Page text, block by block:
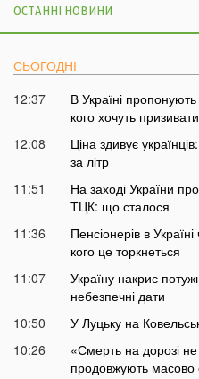
ОСТАННІ НОВИНИ
СЬОГОДНІ
12:37
В Україні пропонують
кого хочуть
12:08
Ціна здивує
за літр
11:51
На заході України
ТЦК: що сталося
11:36
Пенсіонерів в
кого це торкнеться
11:07
Україну накриє
небезпечні дати
10:50
У Луцьку на
10:26
«Смерть на дорозі
продовжують масово